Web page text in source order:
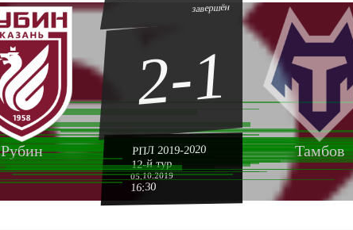
Рубин Тамбов
завершён
2-1
РПЛ 2019-2020
12-й тур
05.10.2019
16:30